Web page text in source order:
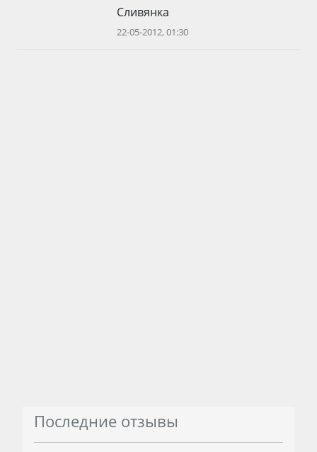
Сливянка
22-05-2012, 01:30
Последние отзывы